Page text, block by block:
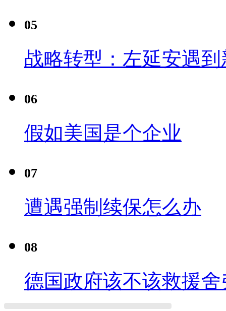
05
战略转型：左延安遇
06
假如美国是个企业
07
遭遇强制续保怎么办
08
德国政府该不该救援舍